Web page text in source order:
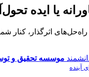
یا ایده
اثرگذار، کنار
موسسه تحقیق و
آینده